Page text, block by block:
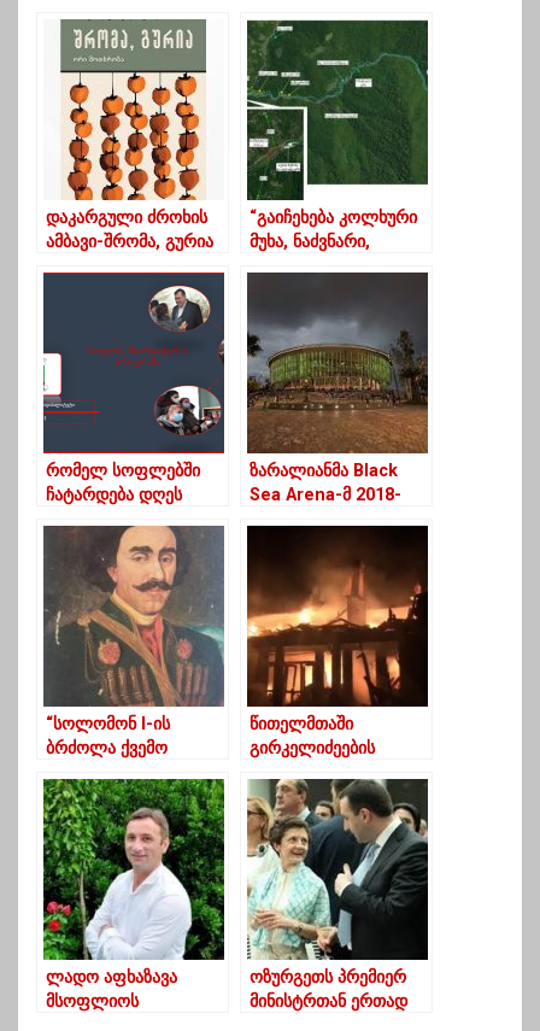
დაკარგული ძროხის
ამბავი-შრომა, გურია
“გაიჩეხება კოლხური
მუხა, ნაძვნარი,
გურიას?
რომელ სოფლებში
ჩატარდება დღეს
შეხვედრები
ზარალიანმა Black
Sea Arena-მ 2018-
“სოლომონ I-ის
ბრძოლა ქვემო
წითელმთაში
გირკელიძეების
დაიწვა
ლადო აფხაზავა
მსოფლიოს
ოზურგეთს პრემიერ
მინისტრთან ერთად